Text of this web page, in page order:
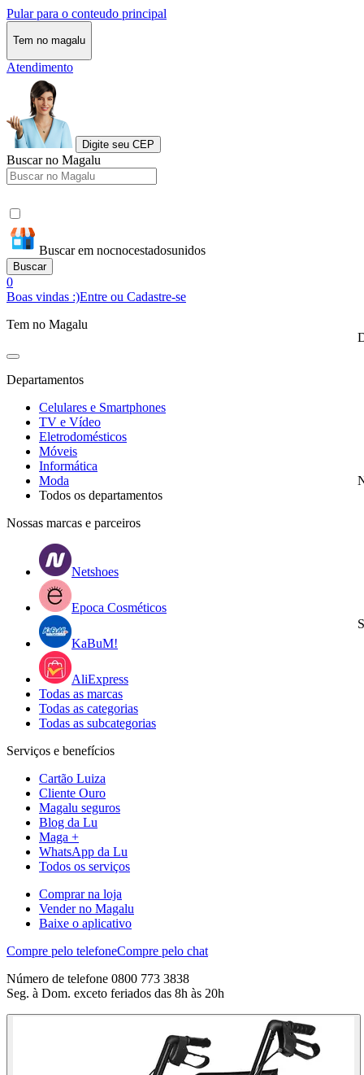
Pular para o conteudo principal
Tem no magalu
Atendimento
Digite seu CEP
Buscar no Magalu
Buscar em nocnocestadosunidos
Buscar
0
Boas vindas :)Entre ou Cadastre-se
Tem no Magalu
Departamentos
Celulares e Smartphones
TV e Vídeo
Eletrodomésticos
Móveis
Informática
Moda
Todos os departamentos
Nossas marcas e parceiros
Netshoes
Epoca Cosméticos
KaBuM!
AliExpress
Todas as marcas
Todas as categorias
Todas as subcategorias
Serviços e benefícios
Cartão Luiza
Cliente Ouro
Magalu seguros
Blog da Lu
Maga +
WhatsApp da Lu
Todos os serviços
Comprar na loja
Vender no Magalu
Baixe o aplicativo
Compre pelo telefoneCompre pelo chat
Número de telefone 0800 773 3838
Seg. à Dom. exceto feriados das 8h às 20h